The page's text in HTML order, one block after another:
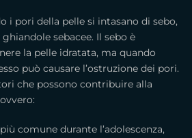
i pori della pelle si intasano di sebo,
sebacee. Il sebo è
la pelle idratata, ma quando
può causare l’ostruzione dei pori.
che possono contribuire alla
più comune durante l’adolescenza,